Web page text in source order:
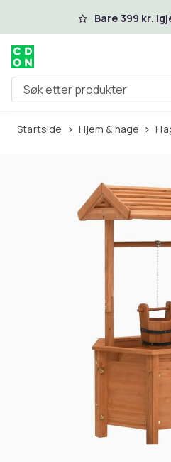
Hopp til hovedinnhold
Bare 399 kr.
Søk etter produkter
Startside Hjem & hage